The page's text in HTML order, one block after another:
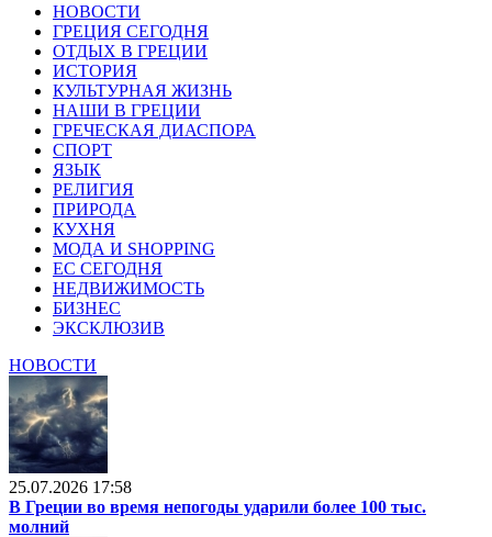
НОВОСТИ
ГРЕЦИЯ СЕГОДНЯ
ОТДЫХ В ГРЕЦИИ
ИСТОРИЯ
КУЛЬТУРНАЯ ЖИЗНЬ
НАШИ В ГРЕЦИИ
ГРЕЧЕСКАЯ ДИАСПОРА
СПОРТ
ЯЗЫК
РЕЛИГИЯ
ПРИРОДА
КУХНЯ
МОДА И SHOPPING
ЕС СЕГОДНЯ
НЕДВИЖИМОСТЬ
БИЗНЕС
ЭКСКЛЮЗИВ
НОВОСТИ
25.07.2026 17:58
В Греции во время непогоды ударили более 100 тыс.
молний